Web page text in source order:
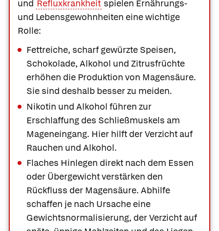
und Refluxkrankheit spielen Ernährungs-
und Lebensgewohnheiten eine wichtige
Rolle:
Fettreiche, scharf gewürzte Speisen,
Schokolade, Alkohol und Zitrusfrüchte
erhöhen die Produktion von Magensäure.
Sie sind deshalb besser zu meiden.
Nikotin und Alkohol führen zur
Erschlaffung des Schließmuskels am
Mageneingang. Hier hilft der Verzicht auf
Rauchen und Alkohol.
Flaches Hinlegen direkt nach dem Essen
oder Übergewicht verstärken den
Rückfluss der Magensäure. Abhilfe
schaffen je nach Ursache eine
Gewichtsnormalisierung, der Verzicht auf